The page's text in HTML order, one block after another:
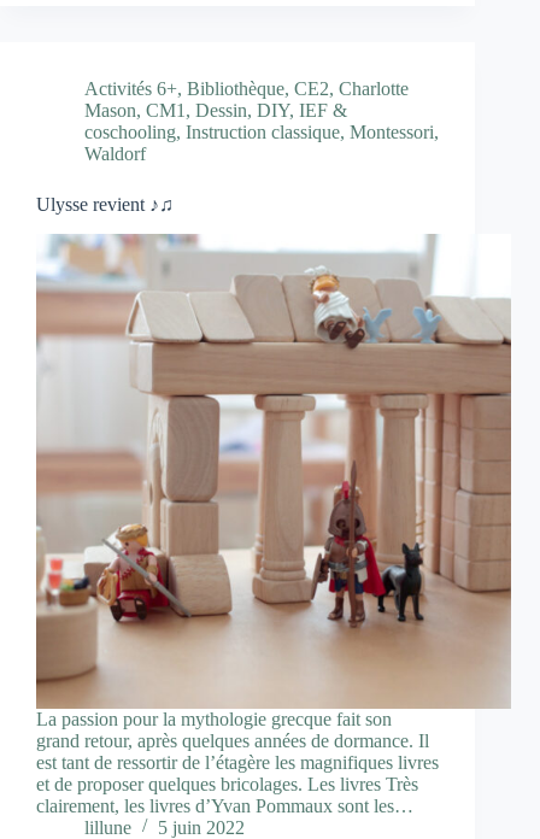
Activités 6+, Bibliothèque, CE2, Charlotte
Mason, CM1 , Dessin, DIY, IEF &
coschooling, Instruction classique, Montessori,
Waldorf
Ulysse revient ♪♫
La passion pour la mythologie grecque fait son
grand retour, après quelques années de dormance. Il
est tant de ressortir de l’étagère les magnifiques livres
et de proposer quelques bricolages. Les livres Très
clairement, les livres d’Yvan Pommaux sont les…
lillune
5 juin 2022